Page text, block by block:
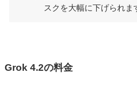
スクを大幅に下げられま
Grok 4.2の料金